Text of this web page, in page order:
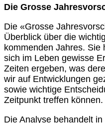
Die Grosse
Die «Grosse
Überblick über die
kommenden Jahres. Sie
sich im Leben gewisse
Zeiten ergeben, was
wir auf Entwicklungen
sowie wichtige
Zeitpunkt treffen können.
Die Analyse behandelt